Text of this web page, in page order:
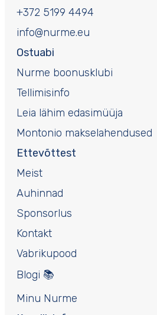
Ettevõttest
Meist
Auhinnad
Sponsorlus
Kontakt
Vabrikupood
Blogi 📚
Minu Nurme
Ostuabi
Nurme boonusklubi
Tellimisinfo
Leia lähim edasimüüja
Montonio makselahendused
+372 5199 4494
info@nurme.eu